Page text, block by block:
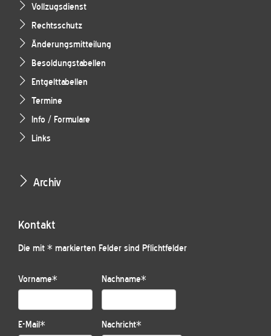
Vollzugsdienst
Rechtsschutz
Änderungsmitteilung
Besoldungstabellen
Entgelttabellen
Termine
Info / Formulare
Links
Archiv
Kontakt
Die mit * markierten Felder sind Pflichtfelder
Vorname* Nachname*
E-Mail* Nachricht*